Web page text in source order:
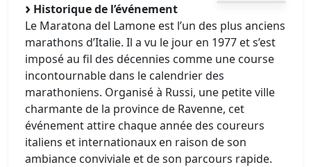
Historique de l’événement
Le Maratona del Lamone est l’un des plus anciens
marathons d’Italie. Il a vu le jour en 1977 et s’est
imposé au fil des décennies comme une course
incontournable dans le calendrier des
marathoniens. Organisé à Russi, une petite ville
charmante de la province de Ravenne, cet
événement attire chaque année des coureurs
italiens et internationaux en raison de son
ambiance conviviale et de son parcours rapide.